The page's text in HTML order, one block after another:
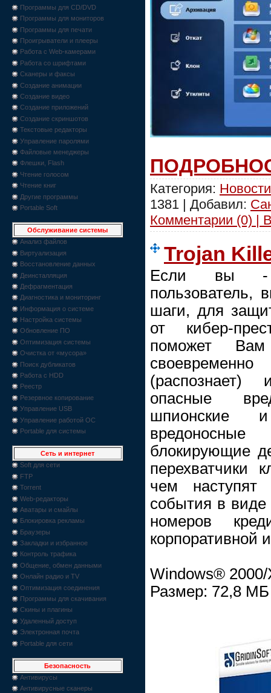
Программы для CD/DVD
Программы для мониторов
Программы для печати
Проигрыватели и плееры
Работа с Web-камерами
Работа со шрифтами
Сканеры и факсы
Создание анимации
Создание видео
Создание приложений
Создание скриншотов
Текстовые редакторы
Управление паролями
Файловые менеджеры
Флешки, Flash
Чтение голосом
Чтение книг
Другие программы
Portable Soft
Обслуживание системы
Анализ файлов
Виртуализация
Восстановление данных
Деинсталляция
Дефрагментация
Диагностика и мониторинг
Информация о системе
Настройка системы
Обновление ПО
Оптимизация системы
Очистка от «мусора»
Поиск дубликатов
Работа с HDD
Реестр
Резервное копирование
Управление USB
Управление работой ОС
Portable для системы
Сеть и интернет
Soft для сети
FTP
Torrent
Web-редакторы
Аватары и смайлы
Блокировка рекламы
Браузеры
Закладки и избранное
Контроль трафика
Общение, обмен данными
Онлайн радио и TV
Оптимизация соединения
Программы для скачивания
Скины и плагины
Удаленный доступ
Электронная почта
Portable для сети
Безопасность
Антивирусы
Антивирусные сканеры
Категория:
1381 | Добавил:
Комментарии (0) |
Trojan
Если вы -
пользователь,
шаги, для
от кибер-
поможет
(распознает)
опасные
шпионские
блокирующие
перехватчики
чем наступят
события в виде
номеров
корпоративной
Windows® 2000/
Размер: 72,8 МБ